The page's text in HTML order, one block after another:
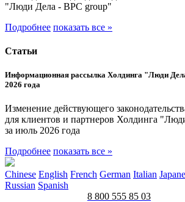
"Люди Дела - BPC group"
Подробнее показать все »
Статьи
Информационная рассылка Холдинга "Люди
2026 года
Изменение действующего
для клиентов и партнеров Холдинга
за июль 2026 года
Подробнее показать все »
Chinese English French German Italian
Russian Spanish
8 800 555 85 03